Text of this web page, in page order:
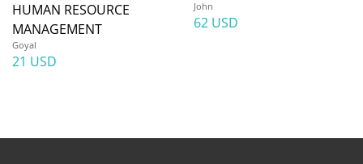
HUMAN RESOURCE
MANAGEMENT
Goyal
21 USD
John
62 USD